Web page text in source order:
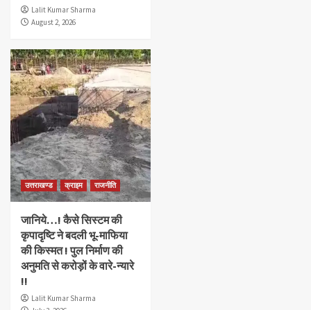
Lalit Kumar Sharma
August 2, 2026
उत्तराखण्ड क्राइम राजनीति
जानिये…! कैसे सिस्टम की
कृपादृष्टि ने बदली भू-माफिया
की किस्मत ! पुल निर्माण की
अनुमति से करोड़ों के वारे-न्यारे
!!
Lalit Kumar Sharma